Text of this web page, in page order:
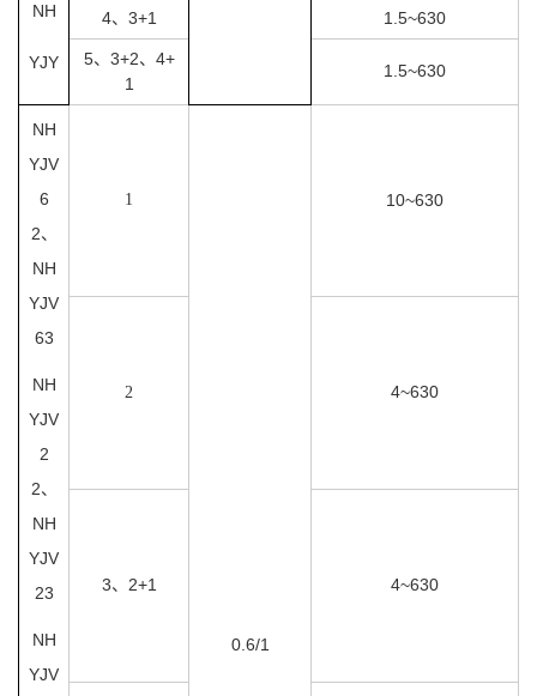
NH
YJY
4、3+1 1.5~630
5、3+2、4+
1
1.5~630
NH
YJV
6
2、
NH
YJV
63
NH
YJV
2
2、
NH
YJV
23
NH
YJV
1
0.6/1
10~630
2 4~630
3、2+1 4~630